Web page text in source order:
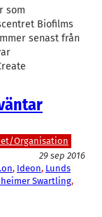
som
Biofilms
senast från
Organisation
29 sep 2016
, Ideon, Lunds
Swartling